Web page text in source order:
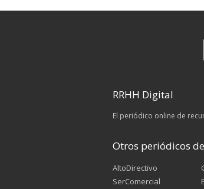
RRHH Digital
El periódico online de
Otros periódicos
AltoDirectivo
SerComercial